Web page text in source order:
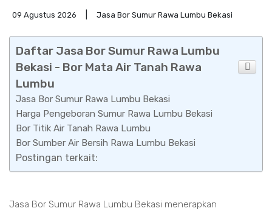
09 Agustus 2026 Jasa Bor Sumur Rawa Lumbu Bekasi
Daftar Jasa Bor Sumur Rawa Lumbu
Bekasi - Bor Mata Air Tanah Rawa
Lumbu
Jasa Bor Sumur Rawa Lumbu Bekasi
Harga Pengeboran Sumur Rawa Lumbu Bekasi
Bor Titik Air Tanah Rawa Lumbu
Bor Sumber Air Bersih Rawa Lumbu Bekasi
Postingan terkait:
Jasa Bor Sumur Rawa Lumbu Bekasi menerapkan